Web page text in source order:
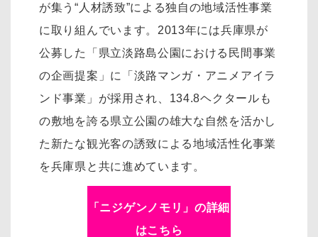
が集う“人材誘致”による独自の地域活性事業
に取り組んでいます。2013年には兵庫県が
公募した「県立淡路島公園における民間事業
の企画提案」に「淡路マンガ・アニメアイラ
ンド事業」が採用され、134.8ヘクタールも
の敷地を誇る県立公園の雄大な自然を活かし
た新たな観光客の誘致による地域活性化事業
を兵庫県と共に進めています。
「ニジゲンノモリ」の詳細
はこちら